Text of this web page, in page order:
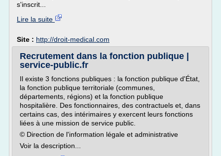
s'inscrit...
Lire la suite
Site : http://droit-medical.com
Recrutement dans la fonction publique |
service-public.fr
Il existe 3 fonctions publiques : la fonction publique d'État,
la fonction publique territoriale (communes,
départements, régions) et la fonction publique
hospitalière. Des fonctionnaires, des contractuels et, dans
certains cas, des intérimaires y exercent leurs fonctions
liées à une mission de service public.
© Direction de l'information légale et administrative
Voir la description...